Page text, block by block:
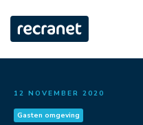
12 NOVEMBER 2020
Gasten omgeving